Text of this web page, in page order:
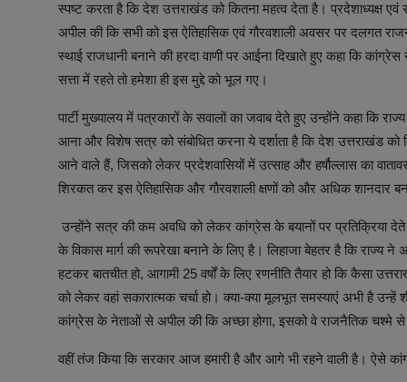
स्पष्ट करता है कि देश उत्तराखंड को कितना महत्व देता है। प्रदेशाध्यक्ष
अपील की कि सभी को इस ऐतिहासिक एवं गौरवशाली अवसर पर दलगत
स्थाई राजधानी बनाने की हरदा वाणी पर आईना दिखाते हुए कहा कि
सत्ता में रहते तो हमेशा ही इस मुद्दे को भूल गए।
पार्टी मुख्यालय में पत्रकारों के सवालों का जवाब देते हुए उन्होंने कहा कि
आना और विशेष सत्र को संबोधित करना ये दर्शाता है कि देश उत्तराखंड को
आने वाले हैं, जिसको लेकर प्रदेशवासियों में उत्साह और हर्षौल्लास का
शिरकत कर इस ऐतिहासिक और गौरवशाली क्षणों को और अधिक शानदार
उन्होंने सत्र की कम अवधि को लेकर कांग्रेस के बयानों पर प्रतिक्रिया
के विकास मार्ग की रूपरेखा बनाने के लिए है। लिहाजा बेहतर है कि राज्य
हटकर बातचीत हो, आगामी 25 वर्षों के लिए रणनीति तैयार हो कि कैसा
को लेकर वहां सकारात्मक चर्चा हो। क्या-क्या मूलभूत समस्याएं अभी है
कांग्रेस के नेताओं से अपील की कि अच्छा होगा, इसको वे राजनैतिक चश्मे
वहीं तंज किया कि सरकार आज हमारी है और आगे भी रहने वाली है। ऐसे